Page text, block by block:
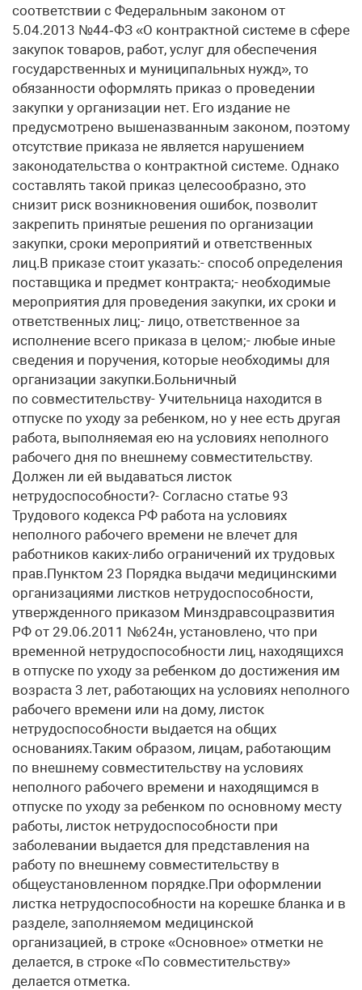
соответствии с Федеральным законом от
5.04.2013 №44‑ФЗ «О контрактной системе в сфере
закупок товаров, работ, услуг для обеспечения
государственных и муниципальных нужд», то
обязанности оформлять приказ о проведении
закупки у организации нет. Его издание не
предусмотрено вышеназванным законом, поэтому
отсутствие приказа не является нарушением
законодательства о контрактной системе. Однако
составлять такой приказ целесообразно, это
снизит риск возникновения ошибок, позволит
закрепить принятые решения по организации
закупки, сроки мероприятий и ответственных
лиц.В приказе стоит указать:- способ определения
поставщика и предмет контракта;- необходимые
мероприятия для проведения закупки, их сроки и
ответственных лиц;- лицо, ответственное за
исполнение всего приказа в целом;- любые иные
сведения и поручения, которые необходимы для
организации закупки.Больничный
по совместительству- Учительница находится в
отпуске по уходу за ребенком, но у нее есть другая
работа, выполняемая ею на условиях неполного
рабочего дня по внешнему совместительству.
Должен ли ей выдаваться листок
нетрудоспособности?- Согласно статье 93
Трудового кодекса РФ работа на условиях
неполного рабочего времени не влечет для
работников каких-либо ограничений их трудовых
прав.Пунктом 23 Порядка выдачи медицинскими
организациями листков нетрудоспособности,
утвержденного приказом Минздравсоцразвития
РФ от 29.06.2011 №624н, установлено, что при
временной нетрудоспособности лиц, находящихся
в отпуске по уходу за ребенком до достижения им
возраста 3 лет, работающих на условиях неполного
рабочего времени или на дому, листок
нетрудоспособности выдается на общих
основаниях.Таким образом, лицам, работающим
по внешнему совместительству на условиях
неполного рабочего времени и находящимся в
отпуске по уходу за ребенком по основному месту
работы, листок нетрудоспособности при
заболевании выдается для представления на
работу по внешнему совместительству в
общеустановленном порядке.При оформлении
листка нетрудоспособности на корешке бланка и в
разделе, заполняемом медицинской
организацией, в строке «Основное» отметки не
делается, в строке «По совместительству»
делается отметка.